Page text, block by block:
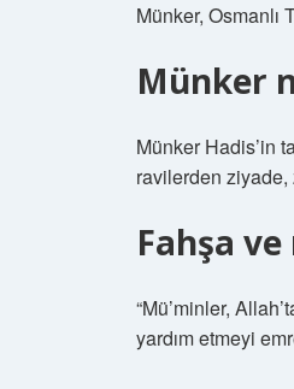
Münker, Osmanlı
Münker
Münker Hadis’in
ravilerden ziyade,
Fahşa
“Mü’minler,
yardım etmeyi